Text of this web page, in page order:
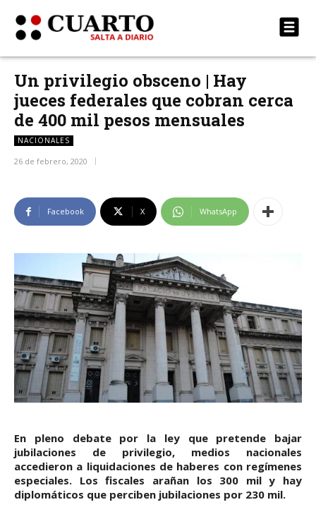
Un privilegio obsceno | Hay
jueces federales que cobran cerca
de 400 mil pesos mensuales
NACIONALES
26 de febrero, 2020
Facebook X WhatsApp
En pleno debate por la ley que pretende bajar
jubilaciones de privilegio, medios nacionales
accedieron a liquidaciones de haberes con regímenes
especiales. Los fiscales arañan los 300 mil y hay
diplomáticos que perciben jubilaciones por 230 mil.